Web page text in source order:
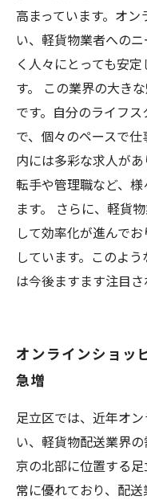
高まっています。オ
い、軽貨物業者への
く人々にとっても安
す。 この業界の大き
です。自分のライフ
で、個々のペースで
内には多彩な求人が
転手や管理職など、
ます。 さらに、軽貨
して効率化が進んで
しています。このよ
は今後ますます注目さ
オンラインショッ
急増
足立区では、近年オ
い、軽貨物配送業界
京の北部に位置する
常に優れており、配